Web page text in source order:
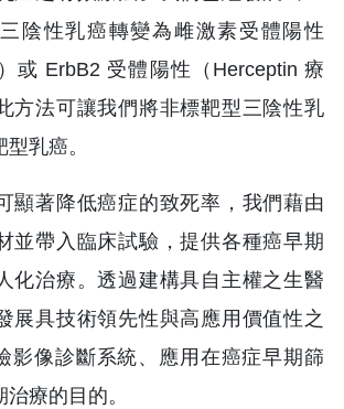
陰性乳癌轉變為雌激素受體陽性
或 ErbB2 受體陽性（Herceptin 療
方法可讓我們將非標靶型三陰性乳
乳癌。
顯著降低癌症的致死率，我們藉由
並帶入臨床試驗，提供各種癌早期
化治療。透過建構具自主權之生醫
展具技術領先性與高應用價值性之
影像診斷系統、應用在癌症早期篩
療的目的。